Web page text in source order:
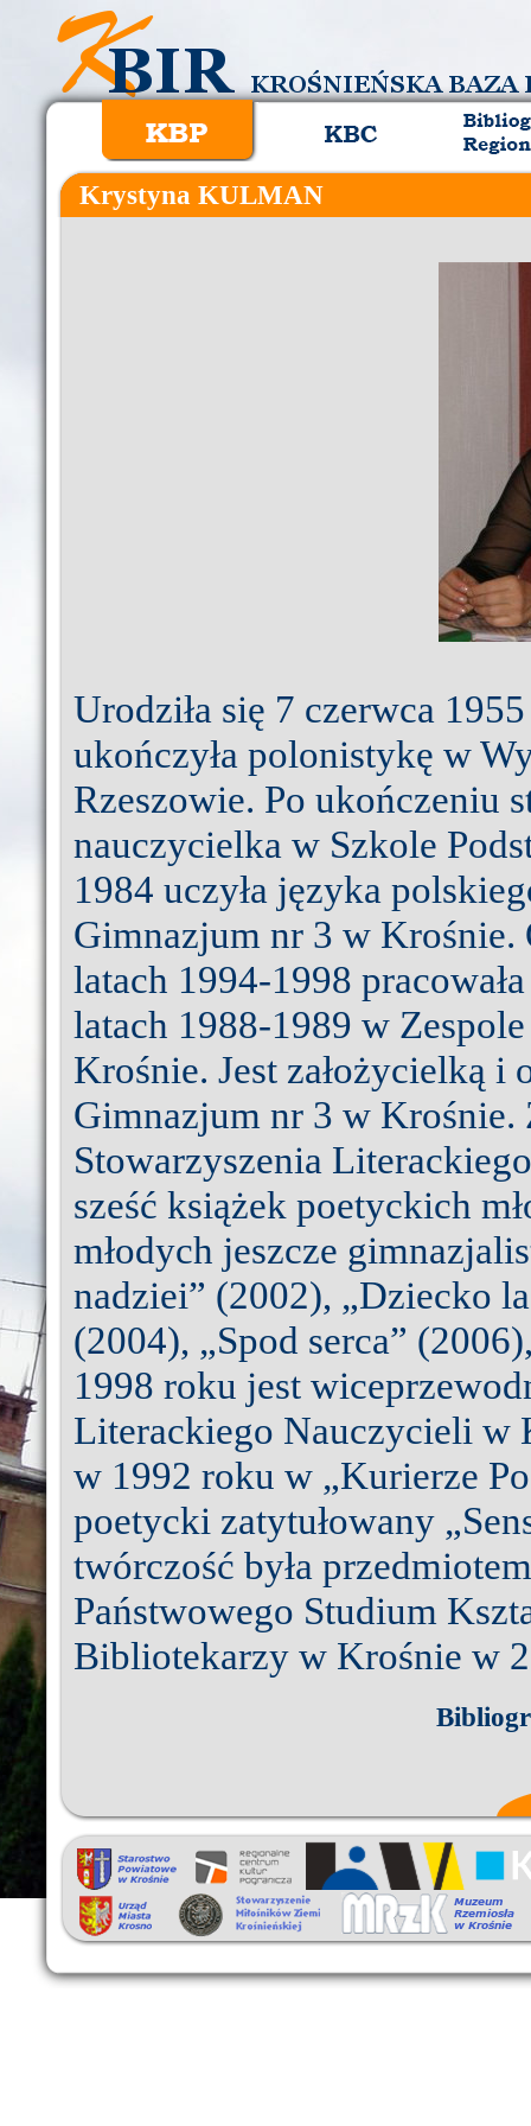
Krystyna KULMAN
Urodziła się 7 czerwca
ukończyła polonistykę w
Rzeszowie. Po ukończeniu
nauczycielka w Szkole
1984 uczyła języka
Gimnazjum nr 3 w Krośnie.
latach 1994-1998
latach 1988-1989 w
Krośnie. Jest założycielką i
Gimnazjum nr 3 w
Stowarzyszenia
sześć książek poetyckich
młodych jeszcze
nadziei” (2002), „Dziecko
(2004), „Spod serca”
1998 roku jest
Literackiego Nauczycieli w
w 1992 roku w „Kurierze
poetycki zatytułowany
twórczość była
Państwowego Studium
Bibliotekarzy w Krośnie w